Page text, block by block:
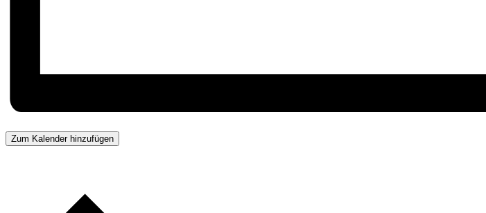
Zum Kalender hinzufügen